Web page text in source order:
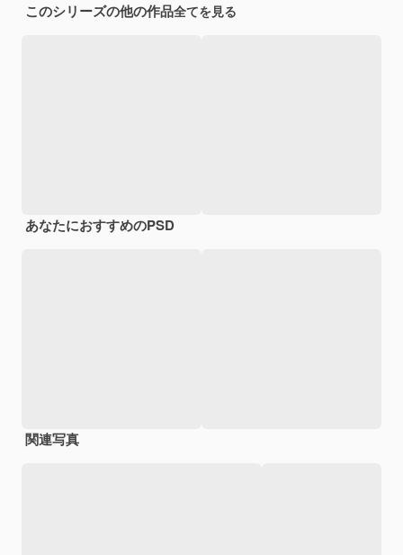
このシリーズの他の作品全てを見る
あなたにおすすめのPSD
関連写真